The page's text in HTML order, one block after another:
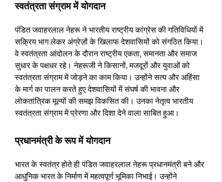
स्वतंत्रता संग्राम में योगदान
पंडित जवाहरलाल नेहरू ने भारतीय राष्ट्रीय कांग्रेस की गतिविधियों में
सक्रिय भाग लेकर अंग्रेज़ों के खिलाफ देशवासियों को संगठित किया।
वे स्वतंत्रता आंदोलन के दौरान राष्ट्रीय एकता, समानता और समाज
सुधार के पक्षधर रहे। नेहरूजी ने किसानों, मजदूरों और युवाओं को
स्वतंत्रता संग्राम में जोड़ने का काम किया। उन्होंने सत्य और अहिंसा
के मार्ग का पालन करते हुए देशवासियों में संघर्ष की भावना और
लोकतांत्रिक मूल्यों की समझ विकसित की। उनका नेतृत्व भारतीय
स्वतंत्रता संग्राम में प्रेरणा और दिशा देने वाला साबित हुआ।
प्रधानमंत्री के रूप में योगदान
भारत के स्वतंत्र होते ही पंडित जवाहरलाल नेहरू प्रधानमंत्री बने और
आधुनिक भारत के निर्माण में महत्वपूर्ण भूमिका निभाई। उन्होंने